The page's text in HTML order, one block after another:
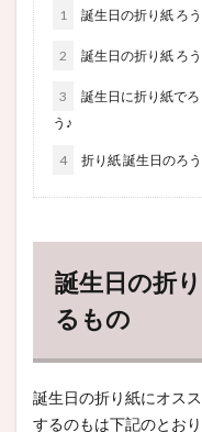
1 誕生日の折り紙 ろ
2 誕生日の折り紙 ろ
3
誕生日に折り紙で
う♪
4 折り紙 誕生日のろ
誕生日の折
るもの
誕生日の折り紙にオス
するのもは下記のとお